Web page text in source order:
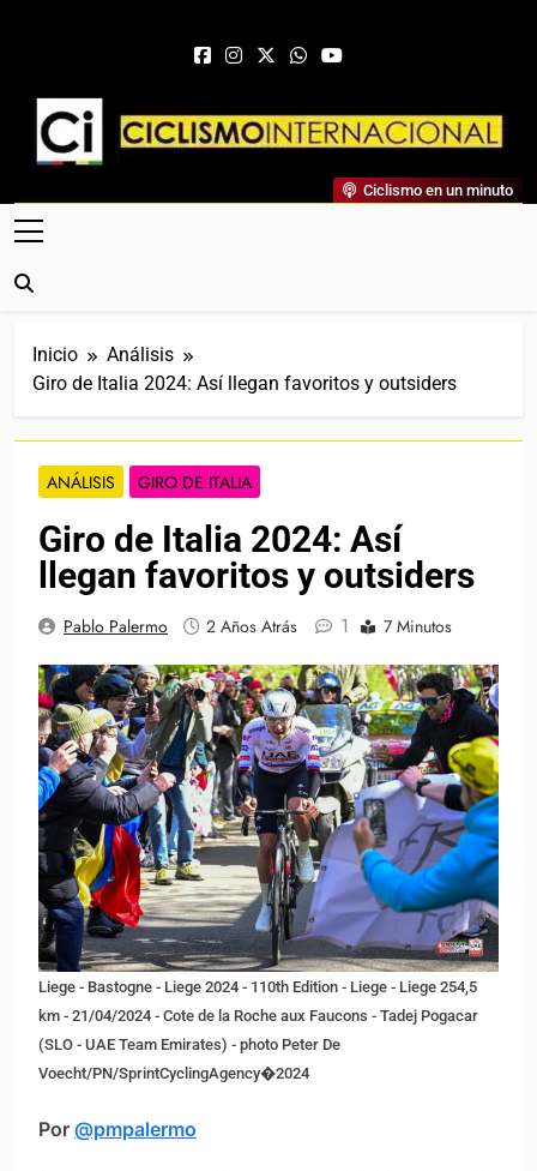
Ciclismo Internacional
Web Dedicada Al Ciclismo Mundial. Entrevistas, Análisis,
Crónicas, Previas Y Más. La Web Ciclista De Referencia.
Ciclismo en un minuto
Inicio
Análisis
Giro de Italia 2024: Así llegan favoritos y outsiders
ANÁLISIS GIRO DE ITALIA
Giro de Italia 2024: Así
llegan favoritos y outsiders
Pablo Palermo 2 Años Atrás 1 7 Minutos
Liege - Bastogne - Liege 2024 - 110th Edition - Liege - Liege 254,5
km - 21/04/2024 - Cote de la Roche aux Faucons - Tadej Pogacar
(SLO - UAE Team Emirates) - photo Peter De
Voecht/PN/SprintCyclingAgency�2024
Por @pmpalermo